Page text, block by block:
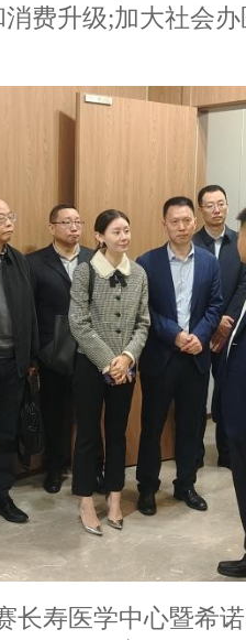
费升级;加大社会
长寿医学中心暨希